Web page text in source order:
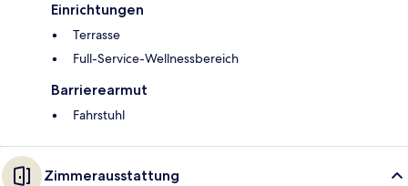
Einrichtungen
Terrasse
Full-Service-Wellnessbereich
Barrierearmut
Fahrstuhl
Zimmerausstattung